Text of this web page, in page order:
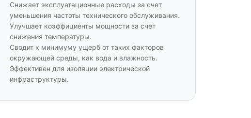
Снижает эксплуатационные расходы за счет
уменьшения частоты технического обслуживания.
Улучшает коэффициенты мощности за счет
снижения температуры.
Сводит к минимуму ущерб от таких факторов
окружающей среды, как вода и влажность.
Эффективен для изоляции электрической
инфраструктуры.